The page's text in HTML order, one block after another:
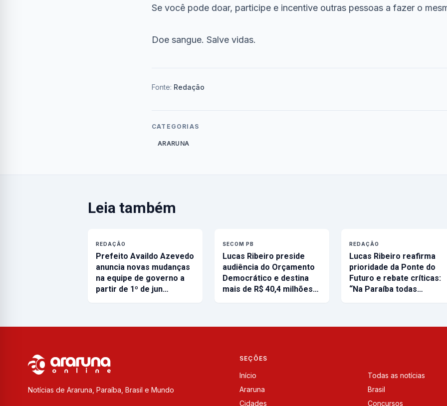
Se você pode doar, participe e incentive outras pessoas a fazer o
Doe sangue. Salve vidas.
Fonte: Redação
CATEGORIAS
ARARUNA
Leia também
REDAÇÃO
Prefeito Availdo Azevedo
anuncia novas mudanças
na equipe de governo a
partir de 1º de jun…
SECOM PB
Lucas Ribeiro preside
audiência do Orçamento
Democrático e destina
mais de R$ 40,4 milhões…
REDAÇÃO
Lucas Ribeiro reafirma
prioridade da Ponte do
Futuro e rebate críticas:
“Na Paraíba todas…
Notícias de Araruna, Paraíba, Brasil e Mundo
SEÇÕES
Início
Todas as notícias
Araruna
Brasil
Cidades
Concursos